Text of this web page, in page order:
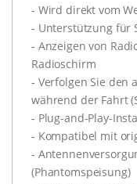
- Wird direkt vom
- Unterstützung für
- Anzeigen von
Radioschirm
- Verfolgen Sie den
während der Fahrt
- Plug-and-Play-
- Kompatibel mit
-
(Phantomspeisung)